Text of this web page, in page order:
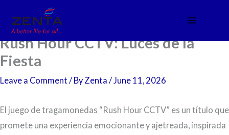
Rush Hour CCTV: Luces de la
Fiesta
Leave a Comment / By Zenta / June 11, 2026
El juego de tragamonedas “Rush Hour CCTV” es un título que
promete una experiencia emocionante y ajetreada, inspirada